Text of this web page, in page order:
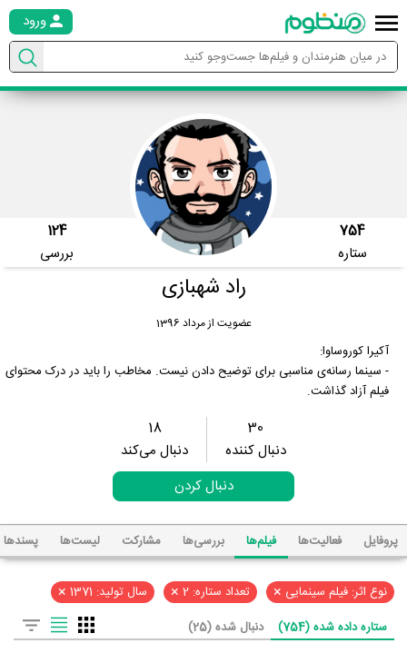
ورود
754
ستاره
124
بررسی
راد شهبازی
عضویت از مرداد 1396
آکیرا کوروساوا:
- سینما رسانه‌ی مناسبی برای توضیح دادن نیست. مخاطب را باید در درک محتوای
فیلم آزاد گذاشت.
30
دنبال کننده
18
دنبال می‌کند
دنبال کردن
پروفایل فعالیت‌ها فیلم‌ها بررسی‌ها مشارکت لیست‌ها پسند‌ها
نوع اثر: فیلم سینمایی × تعداد ستاره: 2 × سال تولید: 1371 ×
ستاره داده شده (754) دنبال شده (25)